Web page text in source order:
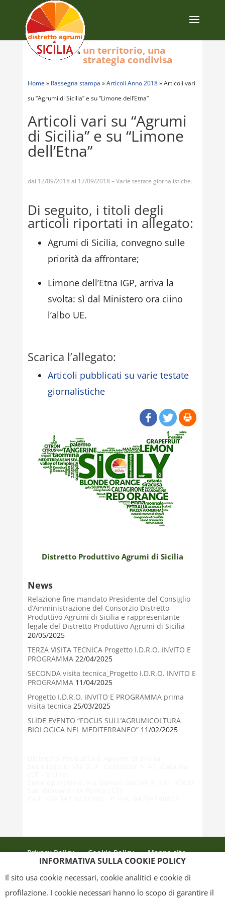
Home » Rassegna stampa »Articoli Anno 2018»Articoli vari
su “Agrumi di Sicilia” e su “Limone dell’Etna”
Articoli vari su “Agrumi
di Sicilia” e su “Limone
dell’Etna”
dal 12/09/2018 al 17/09/2018 – Varie testate giornalistiche.
Di seguito, i titoli degli
articoli riportati in allegato:
Agrumi di Sicilia, convegno sulle
priorità da affrontare;
Limone dell’Etna IGP, arriva la
svolta: sì dal Ministero ora ciino
l’albo UE.
Scarica l’allegato:
Articoli pubblicati su varie testate
giornalistiche
Distretto Produttivo Agrumi di Sicilia
un territorio, una
strategia condivisa
News
Relazione fine mandato Presidente del Consiglio
d’Amministrazione del Consorzio Distretto
Produttivo Agrumi di Sicilia e rappresentante
legale del Distretto Produttivo Agrumi di Sicilia
20/05/2025
TERZA VISITA TECNICA Progetto I.D.R.O. INVITO E
PROGRAMMA22/04/2025
SECONDA visita tecnica_Progetto I.D.R.O. INVITO E
PROGRAMMA11/04/2025
Progetto I.D.R.O. INVITO E PROGRAMMA prima
visita tecnica 25/03/2025
SLIDE EVENTO “FOCUS SULL’AGRUMICOLTURA
BIOLOGICA NEL MEDITERRANEO”11/02/2025
Privacy Policy Cookie Policy
Mappa sito
INFORMATIVA SULLA COOKIE POLICY
Il sito usa cookie necessari, cookie analitici e cookie di
profilazione. I cookie necessari hanno lo scopo di garantire il